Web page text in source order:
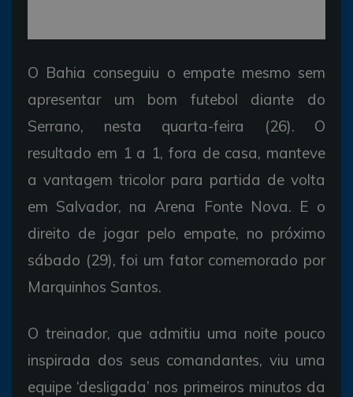
O Bahia conseguiu o empate mesmo sem
apresentar um bom futebol diante do
Serrano, nesta quarta-feira (26). O
resultado em 1 a 1, fora de casa, manteve
a vantagem tricolor para partida de volta
em Salvador, na Arena Fonte Nova. E o
direito de jogar pelo empate, no próximo
sábado (29), foi um fator comemorado por
Marquinhos Santos.
O treinador, que admitiu uma noite pouco
inspirada dos seus comandantes, viu uma
equipe ‘desligada’ nos primeiros minutos da